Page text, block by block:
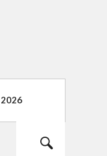
2026